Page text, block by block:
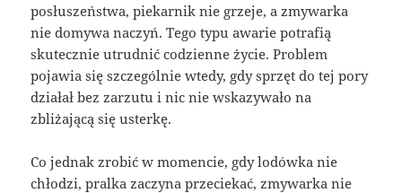
posłuszeństwa, piekarnik nie grzeje, a zmywarka
nie domywa naczyń. Tego typu awarie potrafią
skutecznie utrudnić codzienne życie. Problem
pojawia się szczególnie wtedy, gdy sprzęt do tej pory
działał bez zarzutu i nic nie wskazywało na
zbliżającą się usterkę.
Co jednak zrobić w momencie, gdy lodówka nie
chłodzi, pralka zaczyna przeciekać, zmywarka nie